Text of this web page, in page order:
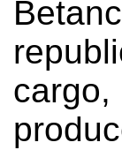
cargo